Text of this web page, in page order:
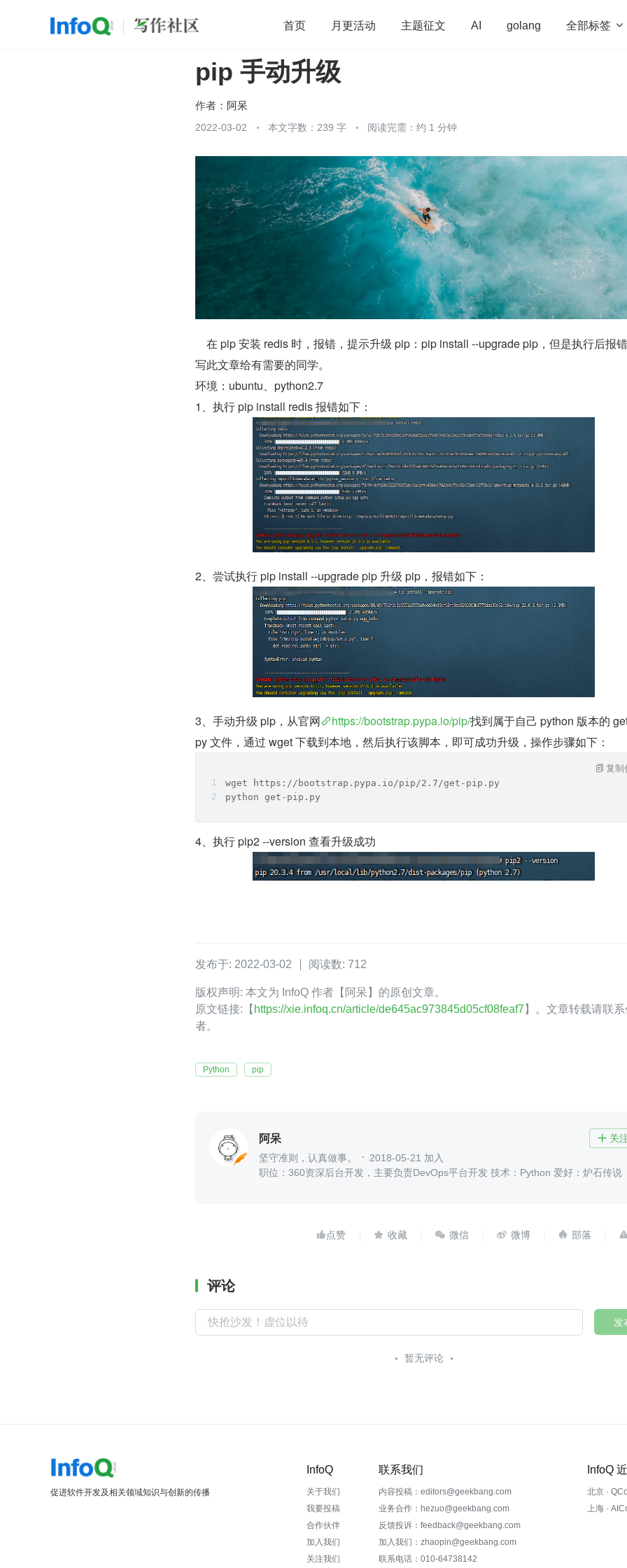
首页 月更活动 主题征文 AI golang 全部标签 
开源 架构 OpenHarmony
pip 手动升级
作者： 阿呆
2022-03-02 本文字数：239 字 阅读完需：约 1 分钟
写此文章给有需要的同学。
环境：ubuntu、python2.7
1、执行 pip install redis 报错如下：
2、尝试执行 pip install --upgrade pip 升级 pip，报错如下：
3、手动升级 pip，从官网 https://bootstrap.pypa.io/pip/找到属于自己 python 版本的
py 文件，通过 wget 下载到本地，然后执行该脚本，即可成功升级，操作步骤如下：
wget https://bootstrap.pypa.io/pip/2.7/get-pip.py
python get-pip.py
复制
4、执行 pip2 --version 查看升级成功
发布于: 2022-03-02 阅读数: 712
版权声明: 本文为 InfoQ 作者【阿呆】的原创文章。
原文链接:【 https://xie.infoq.cn/article/de645ac973845d05cf08feaf7 】。文章转载请联
者。
Python pip
阿呆  关
坚守准则，认真做事。
2018-05-21 加入
职位：360资深后台开发，主要负责DevOps平台开发 技术：Python 爱好：炉石传说
    
评论
发
暂无评论
促进软件开发及相关领域知识与创新的传播
InfoQ
关于我们
我要投稿
合作伙伴
加入我们
关注我们
联系我们
内容投稿：editors@geekbang.com
业务合作：hezuo@geekbang.com
反馈投诉：feedback@geekbang.com
加入我们：zhaopin@geekbang.com
联系电话：010-64738142
InfoQ
北京 ·
上海 ·